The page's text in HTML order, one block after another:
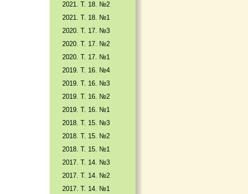
2021. Т. 18. №2
2021. Т. 18. №1
2020. Т. 17. №3
2020. Т. 17. №2
2020. Т. 17. №1
2019. Т. 16. №4
2019. Т. 16. №3
2019. Т. 16. №2
2019. Т. 16. №1
2018. Т. 15. №3
2018. Т. 15. №2
2018. Т. 15. №1
2017. T. 14. №3
2017. T. 14. №2
2017. T. 14. №1